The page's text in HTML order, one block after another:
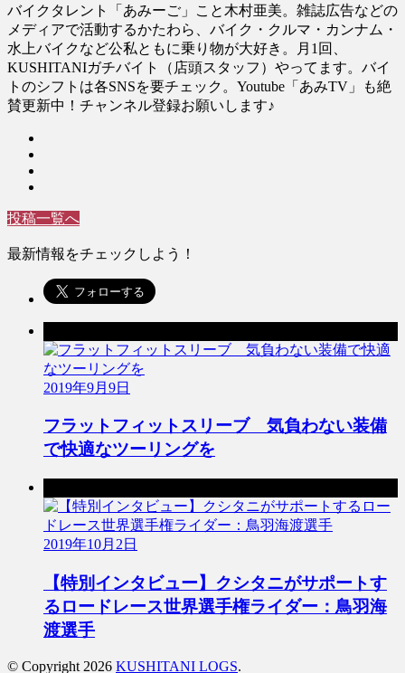
バイクタレント「あみーご」こと木村亜美。雑誌広告などの
メディアで活動するかたわら、バイク・クルマ・カンナム・
水上バイクなど公私ともに乗り物が大好き。月1回、
KUSHITANIガチバイト（店頭スタッフ）やってます。バイ
トのシフトは各SNSを要チェック。Youtube「あみTV」も絶
賛更新中！チャンネル登録お願いします♪
投稿一覧へ
最新情報をチェックしよう！
2019年9月9日
フラットフィットスリーブ 気負わない装備
で快適なツーリングを
2019年10月2日
【特別インタビュー】クシタニがサポートす
るロードレース世界選手権ライダー：鳥羽海
渡選手
© Copyright 2026 KUSHITANI LOGS.